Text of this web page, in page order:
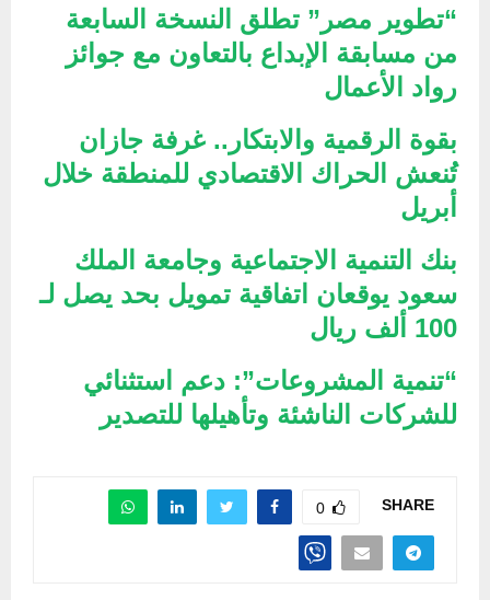
“تطوير مصر” تطلق النسخة السابعة
من مسابقة الإبداع بالتعاون مع جوائز
رواد الأعمال
بقوة الرقمية والابتكار.. غرفة جازان
تُنعش الحراك الاقتصادي للمنطقة خلال
أبريل
بنك التنمية الاجتماعية وجامعة الملك
سعود يوقعان اتفاقية تمويل بحد يصل لـ
100 ألف ريال
“تنمية المشروعات”: دعم استثنائي
للشركات الناشئة وتأهيلها للتصدير
SHARE
0